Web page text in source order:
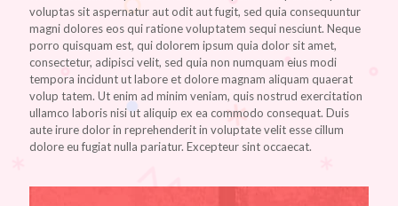
voluptas sit aspernatur aut odit aut fugit, sed quia consequuntur
magni dolores eos qui ratione voluptatem sequi nesciunt. Neque
porro quisquam est, qui dolorem ipsum quia dolor sit amet,
consectetur, adipisci velit, sed quia non numquam eius modi
tempora incidunt ut labore et dolore magnam aliquam quaerat
volup tatem. Ut enim ad minim veniam, quis nostrud exercitation
ullamco laboris nisi ut aliquip ex ea commodo consequat. Duis
aute irure dolor in reprehenderit in voluptate velit esse cillum
dolore eu fugiat nulla pariatur. Excepteur sint occaecat.